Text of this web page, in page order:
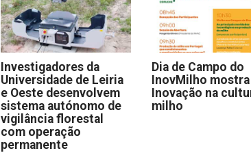
Investigadores da
Universidade de Leiria
e Oeste desenvolvem
sistema autónomo de
vigilância florestal
com operação
permanente
Dia de Campo do
InovMilho mostra
Inovação na
milho